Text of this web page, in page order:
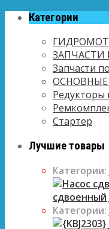
Категории
ЗАПЧАСТИ
Запчасти
Редукторы
Стартер
Лучшие товары
Категории:
сдвоенный
Категории: